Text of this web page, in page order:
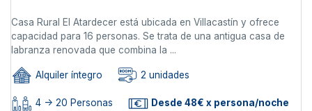
Casa Rural El Atardecer está ubicada en Villacastín y ofrece
capacidad para 16 personas. Se trata de una antigua casa de
labranza renovada que combina la ...
Alquiler íntegro 2 unidades
4 -> 20 Personas Desde 48€ x persona/noche